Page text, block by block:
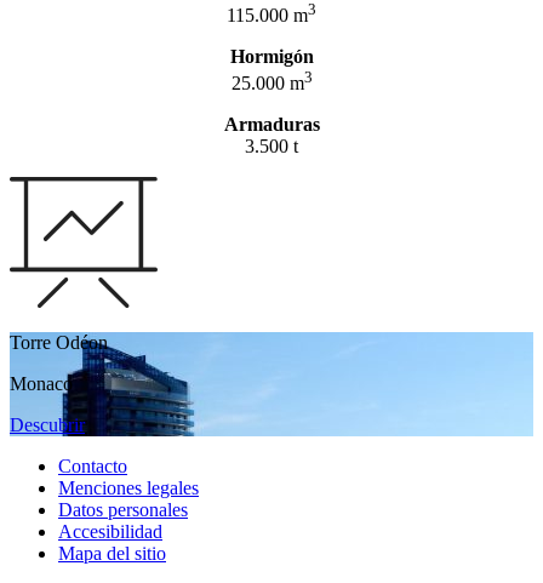
115.000 m3
Hormigón
25.000 m3
Armaduras
3.500 t
Torre Odéon
Monaco
Descubrir
Contacto
Menciones legales
Datos personales
Accesibilidad
Mapa del sitio